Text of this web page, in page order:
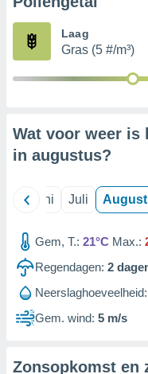
partners Laag
Gras (5 #/m³)
Wat voor weer is
in augustus?
Juni Juli
Gem, T.: 21°C Max.:
Regendagen: 2
Neerslaghoeveelheid:
Gem. wind: 5 m/s
Zonsopkomst en